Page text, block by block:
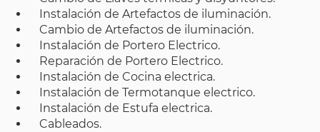
Instalación de Artefactos de iluminación.
Cambio de Artefactos de iluminación.
Instalación de Portero Electrico.
Reparación de Portero Electrico.
Instalación de Cocina electrica.
Instalación de Termotanque electrico.
Instalación de Estufa electrica.
Cableados.